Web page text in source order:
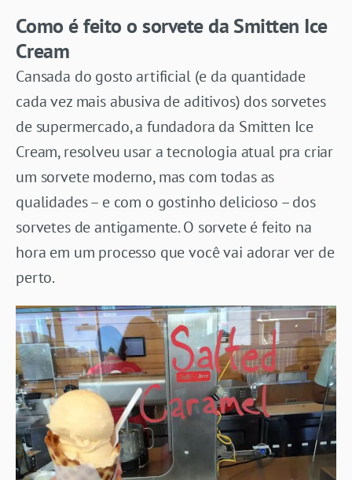
Como é feito o sorvete da Smitten Ice
Cream
Cansada do gosto artificial (e da quantidade
cada vez mais abusiva de aditivos) dos sorvetes
de supermercado, a fundadora da Smitten Ice
Cream, resolveu usar a tecnologia atual pra criar
um sorvete moderno, mas com todas as
qualidades – e com o gostinho delicioso – dos
sorvetes de antigamente. O sorvete é feito na
hora em um processo que você vai adorar ver de
perto.